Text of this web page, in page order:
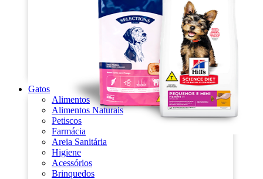
Gatos
Alimentos
Alimentos Naturais
Petiscos
Farmácia
Areia Sanitária
Higiene
Acessórios
Brinquedos